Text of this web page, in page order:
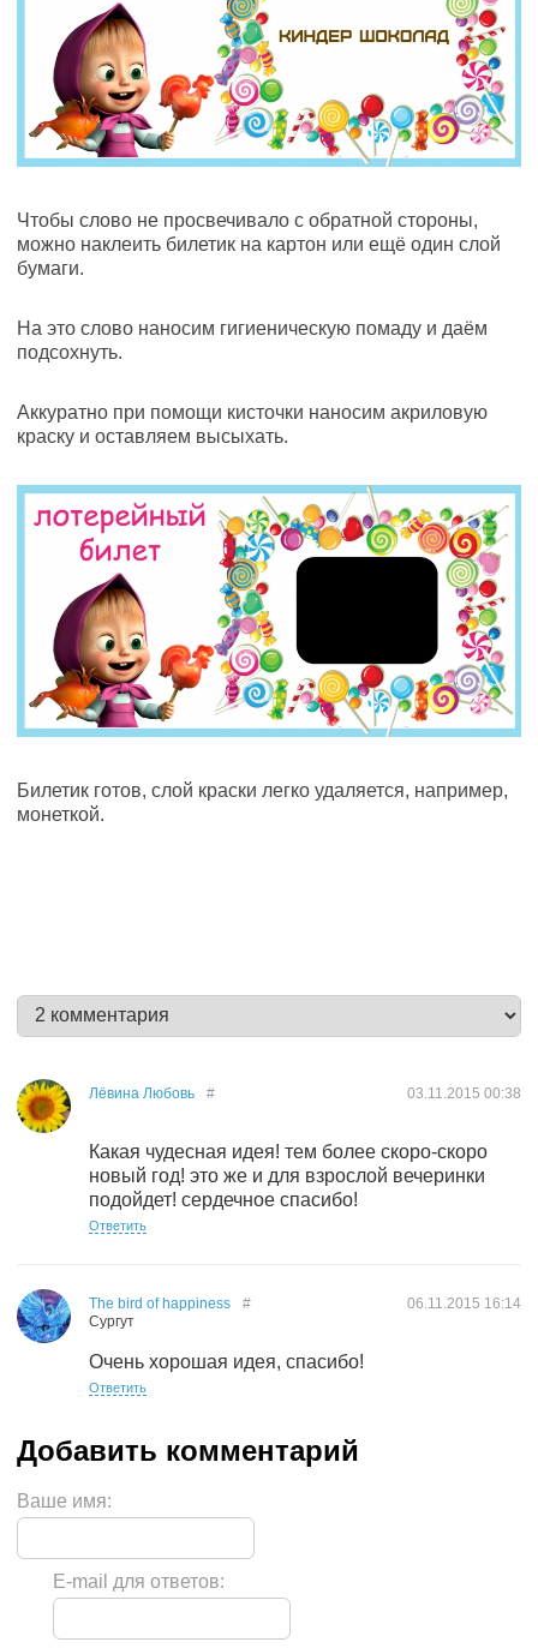
Чтобы слово не просвечивало с обратной стороны,
можно наклеить билетик на картон или ещё один слой
бумаги.
На это слово наносим гигиеническую помаду и даём
подсохнуть.
Аккуратно при помощи кисточки наносим акриловую
краску и оставляем высыхать.
Билетик готов, слой краски легко удаляется, например,
монеткой.
Лёвина Любовь 03.11.2015 00:38
#
Какая чудесная идея! тем более скоро-скоро
новый год! это же и для взрослой вечеринки
подойдет! сердечное спасибо!
Ответить
The bird of happiness
Сургут
06.11.2015 16:14
#
Очень хорошая идея, спасибо!
Ответить
Ваше имя:
E-mail для ответов: